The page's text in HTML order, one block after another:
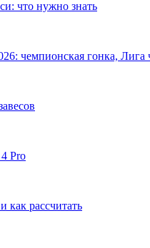
что нужно знать
чемпионская гонка,
Pro
рассчитать